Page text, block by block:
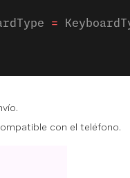
=
con el teléfono.